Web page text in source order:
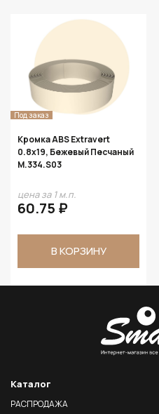
Под заказ
Кромка ABS Extravert
0.8х19, Бежевый Песчаный
M.334.S03
цена за 1 м.п.
60.75 ₽
В КОРЗИНУ
Каталог
РАСПРОДАЖА